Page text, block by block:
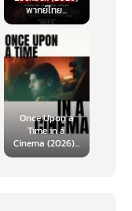
Netflix)
พากย์ไทย...
Once Upon a
Time in a
Cinema (2026)...